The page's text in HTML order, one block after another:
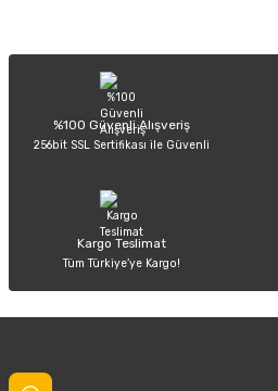
Ürün açıklamasında eksik bilgiler
Ürün bilgilerinde hatalar bulunuyor.
Ürün fiyatı diğer sitelerden daha pahalı.
Sitemize ilk yorumu
%100 Güvenli Alışveriş
256bit SSL Sertifikası ile Güvenli
Kargo Teslimat
Tüm Türkiye’ye Kargo!